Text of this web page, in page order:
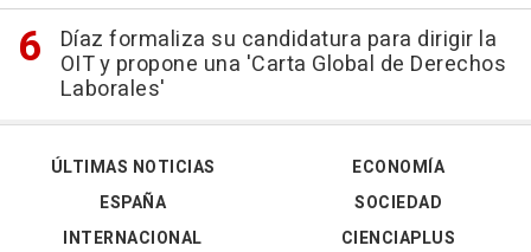
Díaz formaliza su candidatura para dirigir la
OIT y propone una 'Carta Global de Derechos
Laborales'
ÚLTIMAS NOTICIAS
ESPAÑA
INTERNACIONAL
ECONOMÍA
SOCIEDAD
CIENCIAPLUS